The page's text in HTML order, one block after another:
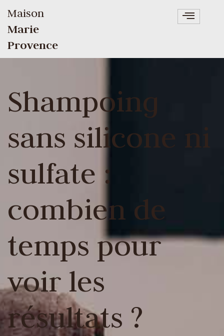
Maison
Marie
Provence
Shampoing
sans silicone ni
sulfate :
combien de
temps pour
voir les
résultats ?